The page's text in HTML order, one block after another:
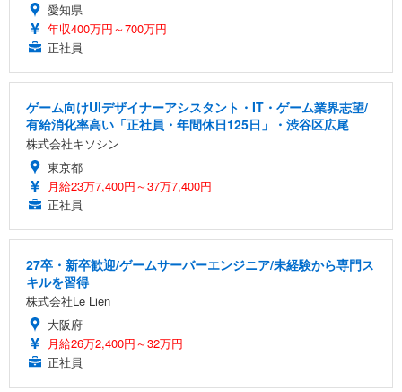
愛知県
年収400万円～700万円
正社員
ゲーム向けUIデザイナーアシスタント・IT・ゲーム業界志望/
有給消化率高い「正社員・年間休日125日」・渋谷区広尾
株式会社キソシン
東京都
月給23万7,400円～37万7,400円
正社員
27卒・新卒歓迎/ゲームサーバーエンジニア/未経験から専門ス
キルを習得
株式会社Le Lien
大阪府
月給26万2,400円～32万円
正社員